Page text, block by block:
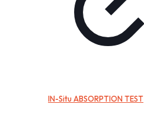
IN-Situ ABSORPTION TEST